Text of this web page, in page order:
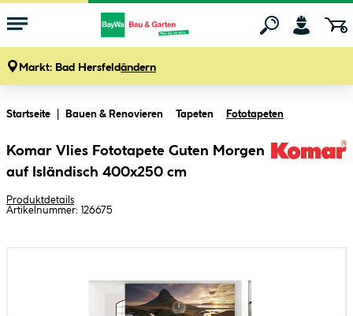
Markt: Bad Hersfeldändern
Startseite Bauen & Renovieren Tapeten Fototapeten
Komar Vlies Fototapete Guten Morgen
auf Isländisch 400x250 cm
Produktdetails
Artikelnummer: 126675